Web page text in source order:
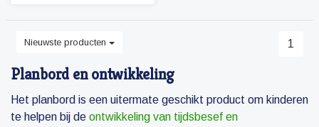
Nieuwste producten 1
Planbord en ontwikkeling
Het planbord is een uitermate geschikt product om kinderen
te helpen bij de ontwikkeling van tijdsbesef en